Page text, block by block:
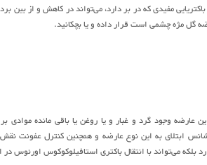
مفیدی که در بر دارد، می‌تواند در کاهش و از
گل مژه چشمی است قرار داده و یا بچکانید.
عارضه وجود گرد و غبار و یا روغن یا باقی مانده
ابتلای به این نوع عارضه و همچنین کنترل عفونت
بلکه می‌تواند با انتقال باکتری استافیلوکوکوس اورئوس